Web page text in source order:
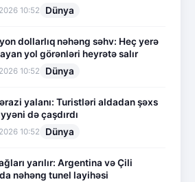
10:52 Dünya
dollarlıq nəhəng səhv: Heç yerə
yol görənləri heyrətə salır
10:52 Dünya
yalanı: Turistləri aldadan şəxs
də çaşdırdı
10:52 Dünya
yarılır: Argentina və Çili
nəhəng tunel layihəsi